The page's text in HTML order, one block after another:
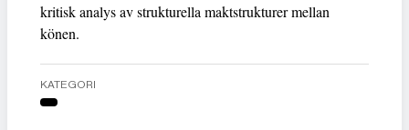
kritisk analys av strukturella maktstrukturer mellan
könen.
KATEGORI